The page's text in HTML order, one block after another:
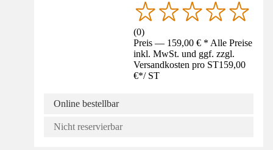
(0)
Preis — 159,00 € * Alle Preise
inkl. MwSt. und ggf. zzgl.
Versandkosten pro ST159,00
€*/ ST
Online bestellbar
Nicht reservierbar